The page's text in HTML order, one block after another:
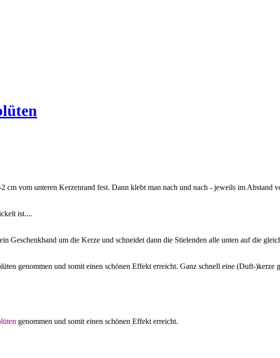
cm vom unteren Kerzenrand fest. Dann klebt man nach und nach - jeweils im Abstand
ist....
Geschenkband um die Kerze und schneidet dann die Stielenden alle unten auf die
genommen und somit einen schönen Effekt erreicht. Ganz schnell eine (Duft-)kerze
genommen und somit einen schönen Effekt erreicht.